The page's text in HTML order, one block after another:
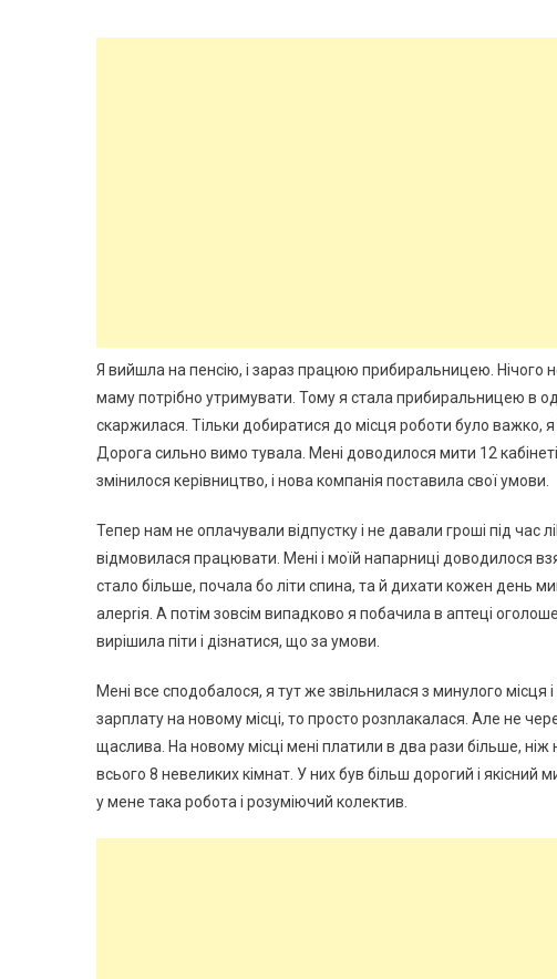
Я вийшла на пенсію, і зараз працюю прибиральницею. Нічого
маму потрібно утримувати. Тому я стала прибиральницею в
скаржилася. Тільки добиратися до місця роботи було важко,
Дорога сильно вимо тувала. Мені доводилося мити 12
змінилося керівництво, і нова компанія поставила свої умови.
Тепер нам не оплачували відпустку і не давали гроші під час
відмовилася працювати. Мені і моїй напарниці доводилося
стало більше, почала бо літи спина, та й дихати кожен день
алерrія. А потім зовсім випадково я побачила в аптеці
вирішила піти і дізнатися, що за умови.
Мені все сподобалося, я тут же звільнилася з минулого
зарплату на новому місці, то просто розnлакалася. Але не
щаслива. На новому місці мені платили в два рази більше,
всього 8 невеликих кімнат. У них був більш дорогий і
у мене така робота і розуміючий колектив.